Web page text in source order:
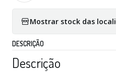
Mostrar stock das
DESCRIÇÃO
Descrição